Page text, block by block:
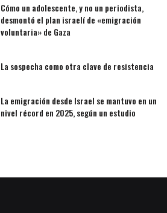
Cómo un adolescente, y no un periodista,
desmontó el plan israelí de «emigración
voluntaria» de Gaza
La sospecha como otra clave de resistencia
La emigración desde Israel se mantuvo en un
nivel récord en 2025, según un estudio